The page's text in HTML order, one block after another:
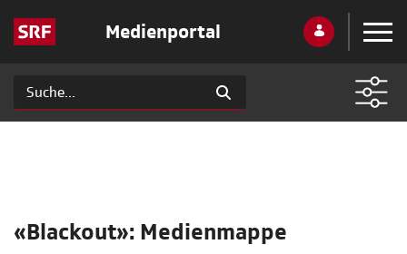
Medienportal
«Blackout»: Medienmappe